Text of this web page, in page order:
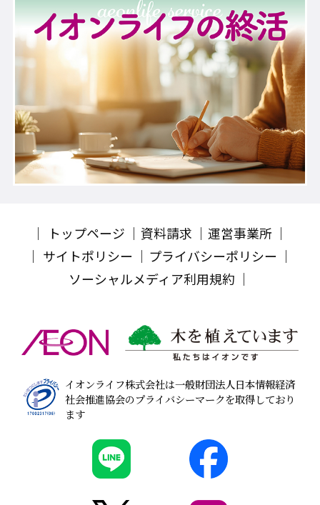
トップページ 資料請求
運営事業所
サイトポリシー
プライバシーポリシー
ソーシャルメディア利用規約
イオンライフ株式会社は一般財団法人日本情報経済
社会推進協会のプライバシーマークを取得しており
ます